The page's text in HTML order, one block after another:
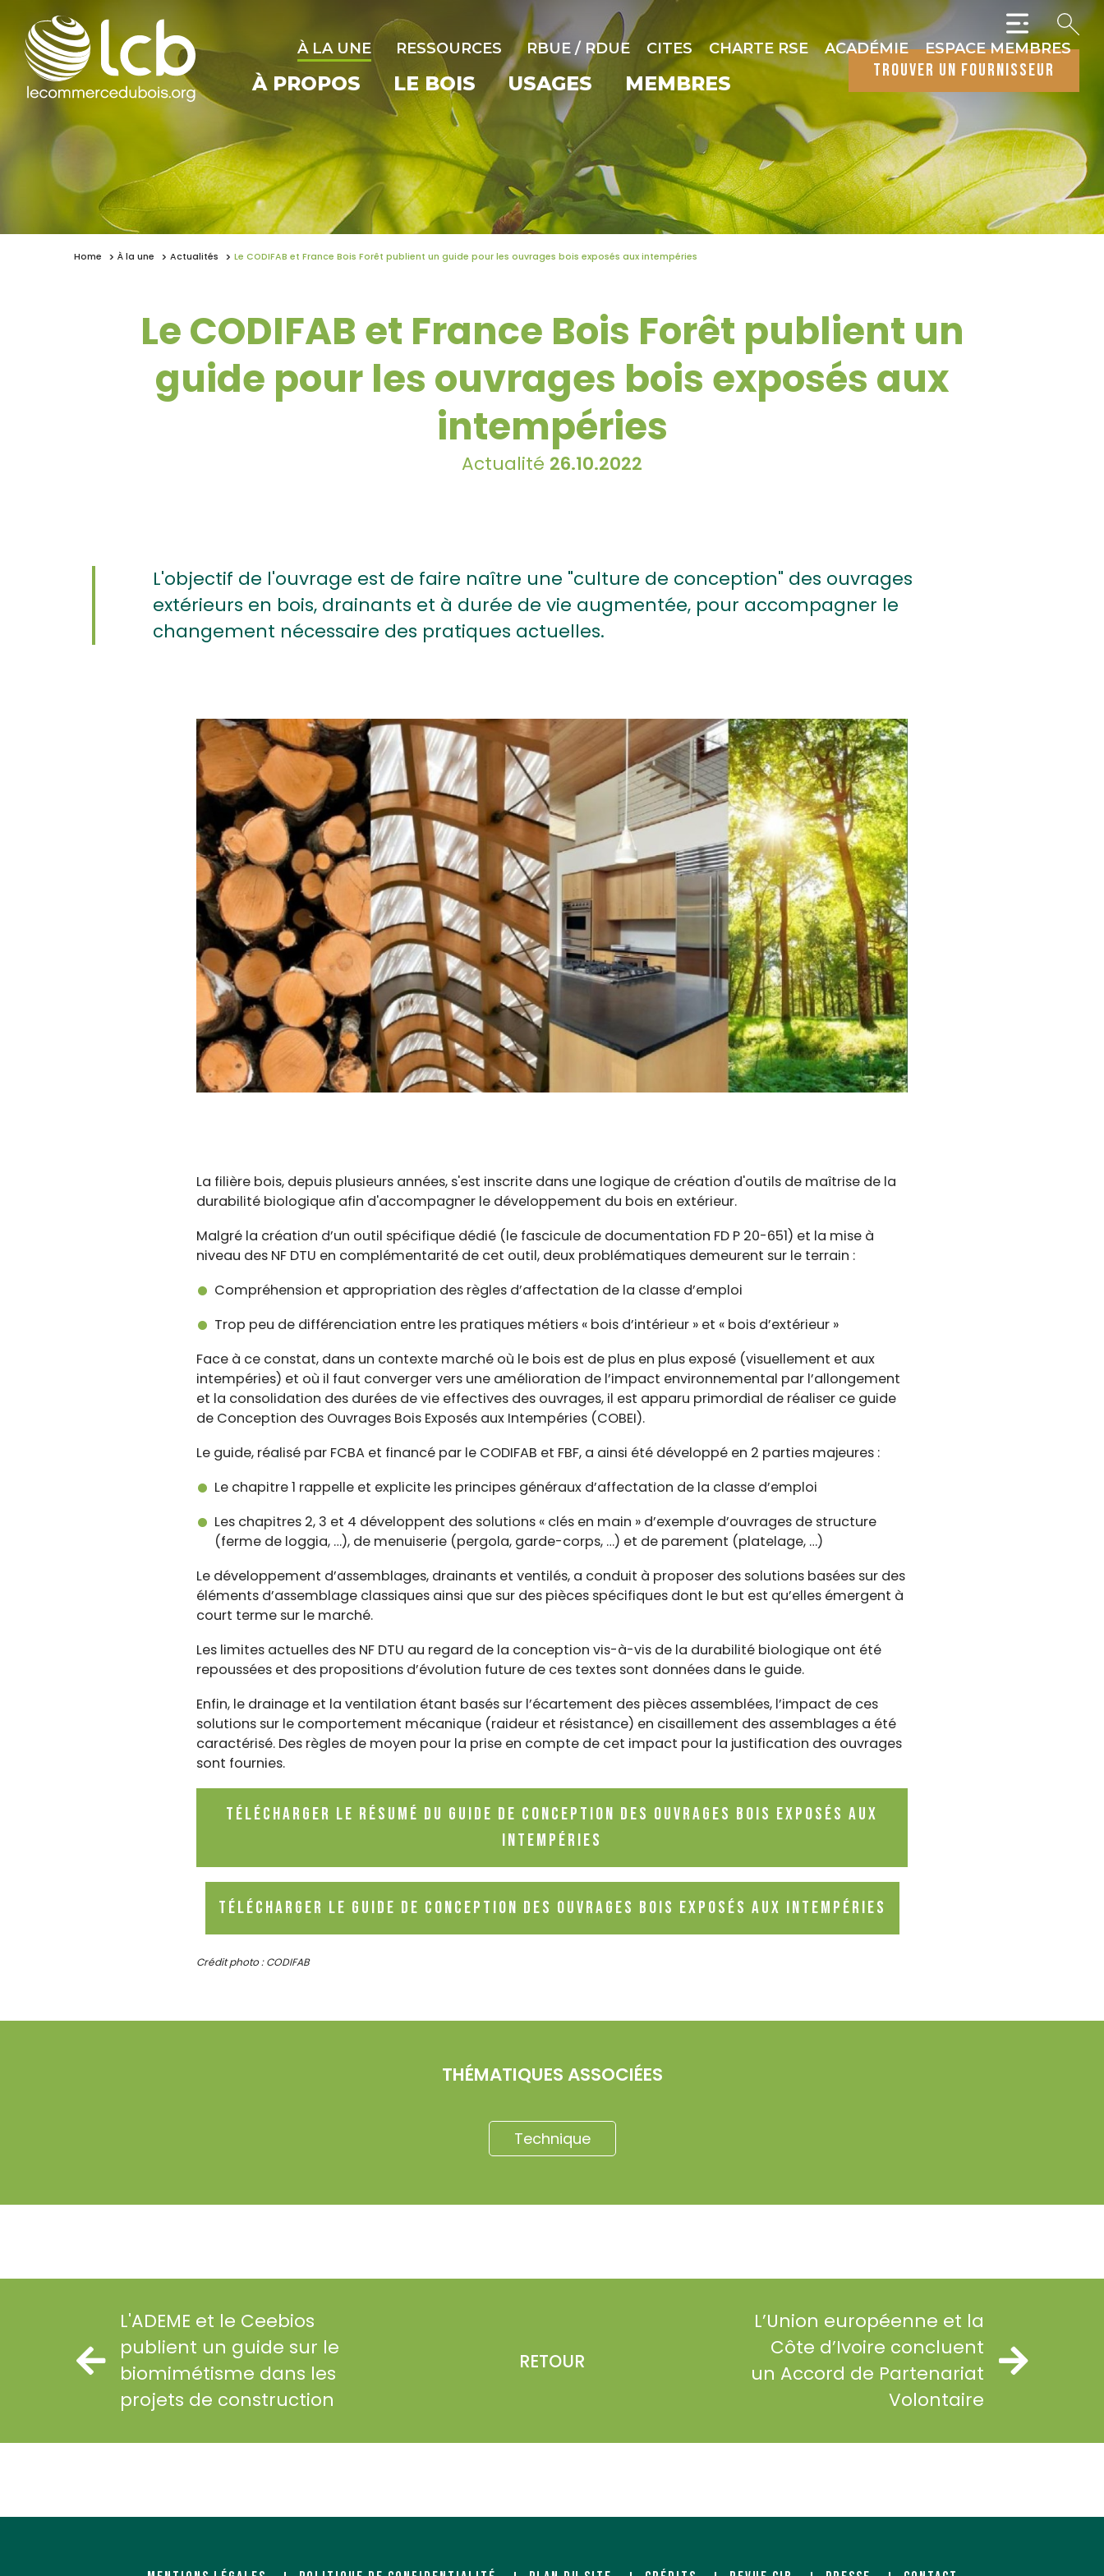
À LA UNE RESSOURCES RBUE / RDUE CITES CHARTE RSE ACADÉMIE ESPACE MEMBRES
À PROPOS LE BOIS USAGES MEMBRES
trouver un fournisseur
Home À la une Actualités Le CODIFAB et France Bois Forêt publient un guide pour les ouvrages bois exposés aux intempéries
Le CODIFAB et France Bois Forêt publient un
guide pour les ouvrages bois exposés aux
intempéries
Actualité 26.10.2022
L'objectif de l'ouvrage est de faire naître une "culture de conception" des ouvrages
extérieurs en bois, drainants et à durée de vie augmentée, pour accompagner le
changement nécessaire des pratiques actuelles.
La filière bois, depuis plusieurs années, s'est inscrite dans une logique de création d'outils de maîtrise de la
durabilité biologique afin d'accompagner le développement du bois en extérieur.
Malgré la création d’un outil spécifique dédié (le fascicule de documentation FD P 20-651) et la mise à
niveau des NF DTU en complémentarité de cet outil, deux problématiques demeurent sur le terrain :
Compréhension et appropriation des règles d’affectation de la classe d’emploi
Trop peu de différenciation entre les pratiques métiers « bois d’intérieur » et « bois d’extérieur »
Face à ce constat, dans un contexte marché où le bois est de plus en plus exposé (visuellement et aux
intempéries) et où il faut converger vers une amélioration de l’impact environnemental par l’allongement
et la consolidation des durées de vie effectives des ouvrages, il est apparu primordial de réaliser ce guide
de Conception des Ouvrages Bois Exposés aux Intempéries (COBEI).
Le guide, réalisé par FCBA et financé par le CODIFAB et FBF, a ainsi été développé en 2 parties majeures :
Le chapitre 1 rappelle et explicite les principes généraux d’affectation de la classe d’emploi
Les chapitres 2, 3 et 4 développent des solutions « clés en main » d’exemple d’ouvrages de structure
(ferme de loggia, …), de menuiserie (pergola, garde-corps, …) et de parement (platelage, …)
Le développement d’assemblages, drainants et ventilés, a conduit à proposer des solutions basées sur des
éléments d’assemblage classiques ainsi que sur des pièces spécifiques dont le but est qu’elles émergent à
court terme sur le marché.
Les limites actuelles des NF DTU au regard de la conception vis-à-vis de la durabilité biologique ont été
repoussées et des propositions d’évolution future de ces textes sont données dans le guide.
Enfin, le drainage et la ventilation étant basés sur l’écartement des pièces assemblées, l’impact de ces
solutions sur le comportement mécanique (raideur et résistance) en cisaillement des assemblages a été
caractérisé. Des règles de moyen pour la prise en compte de cet impact pour la justification des ouvrages
sont fournies.
Télécharger le Résumé du Guide de conception des ouvrages bois exposés aux
intempéries
Télécharger le Guide de conception des ouvrages bois exposés aux intempéries
Crédit photo : CODIFAB
THÉMATIQUES ASSOCIÉES
Technique
L'ADEME et le Ceebios
publient un guide sur le
biomimétisme dans les
projets de construction
RETOUR
L’Union européenne et la
Côte d’Ivoire concluent
un Accord de Partenariat
Volontaire